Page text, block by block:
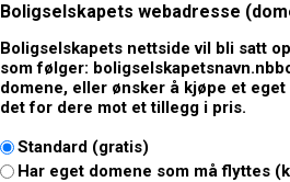
Boligselskapets webadresse
Boligselskapets nettside vil bli satt
som følger:
domene, eller ønsker å kjøpe et
det for dere mot et tillegg i pris.
Standard (gratis)
Har eget domene som må flyttes